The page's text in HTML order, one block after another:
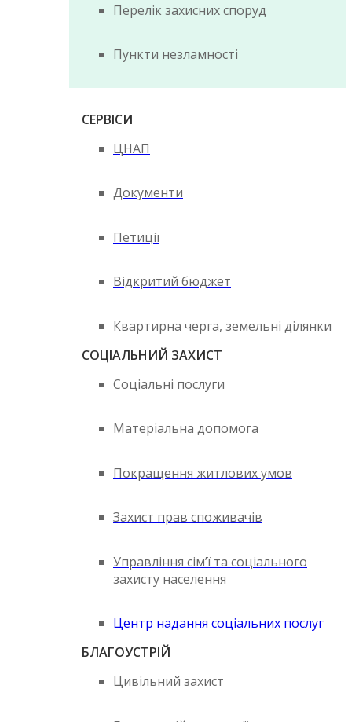
Перелік захисних споруд
Пункти незламності
СЕРВІСИ
ЦНАП
Документи
Петиції
Відкритий бюджет
Квартирна черга, земельні ділянки
СОЦІАЛЬНИЙ ЗАХИСТ
Соціальні послуги
Матеріальна допомога
Покращення житлових умов
Захист прав споживачів
Управління сім’ї та соціального
захисту населення
Центр надання соціальних послуг
БЛАГОУСТРІЙ
Цивільний захист